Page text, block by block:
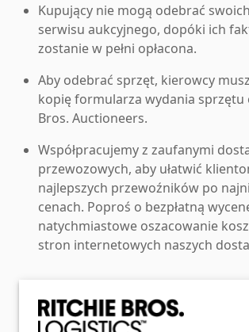
Kupujący nie mogą odebrać
serwisu aukcyjnego, dopóki ich
zostanie w pełni opłacona.
Aby odebrać sprzęt, kierowcy
kopię formularza wydania sprzętu
Bros. Auctioneers.
Współpracujemy z zaufanymi
przewozowych, aby ułatwić
najlepszych przewoźników po
cenach. Poproś o bezpłatną
natychmiastowe oszacowanie
stron internetowych naszych